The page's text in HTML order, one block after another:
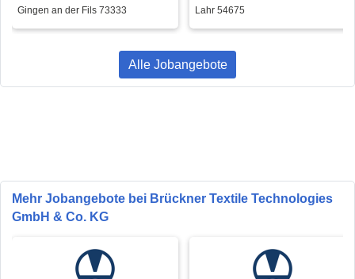
Azubi
Werkzeugmechaniker:in
Gingen an der Fils 73333
(w/m/d) – Ausbildungsstart
2026
Lahr 54675
Alle Jobangebote
Mehr Jobangebote bei Brückner Textile Technologies
GmbH & Co. KG